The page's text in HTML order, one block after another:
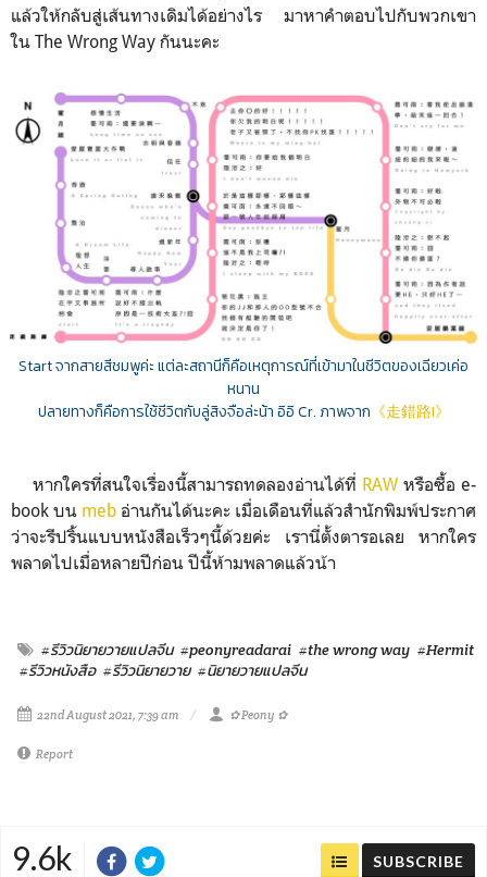
แล้วให้กลับสู่เส้นทางเดิมได้อย่างไร มาหาคำตอบไปกับพวกเขา
ใน The Wrong Way กันนะคะ
Startจากสายสีชมพูค่ะแต่ละสถานีก็คือเหตุการณ์ที่เข้ามาในชีวิตของเฉียวเค่อ
หนาน
ปลายทางก็คือการใช้ชีวิตกับลู่สิงจือล่ะน้า อิอิ Cr. ภาพจาก 《走錯路I》
หากใครที่สนใจเรื่องนี้สามารถทดลองอ่านได้ที่ RAW หรือซื้อ e-
book บน meb อ่านกันได้นะคะ เมื่อเดือนที่แล้วสำนักพิมพ์ประกาศ
ว่าจะรีปริ้นแบบหนังสือเร็วๆนี้ด้วยค่ะ เรานี่ตั้งตารอเลย หากใคร
พลาดไปเมื่อหลายปีก่อน ปีนี้ห้ามพลาดแล้วน้า
#รีวิวนิยายวายแปลจีน #peonyreadarai #the wrong way #Hermit
#รีวิวหนังสือ #รีวิวนิยายวาย #นิยายวายแปลจีน
22nd August 2021, 7:39 am ✿ Peony ✿
Report
9.6k SUBSCRIBE